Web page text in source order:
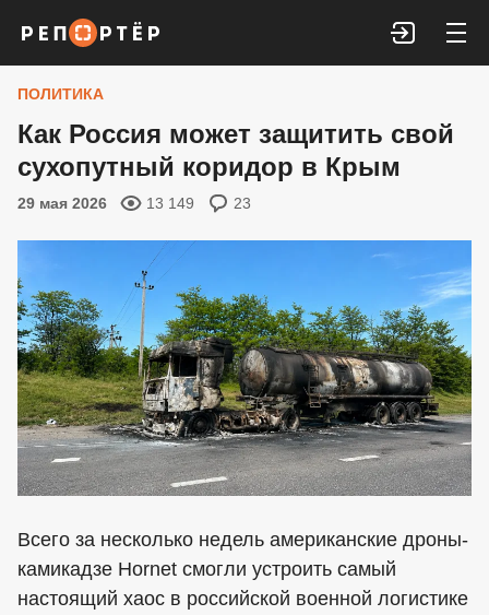
Войти
ПОЛИТИКА
Как Россия может защитить свой
сухопутный коридор в Крым
29 мая 2026 13 149 23
Всего за несколько недель американские дроны-
камикадзе Hornet смогли устроить самый
настоящий хаос в российской военной логистике